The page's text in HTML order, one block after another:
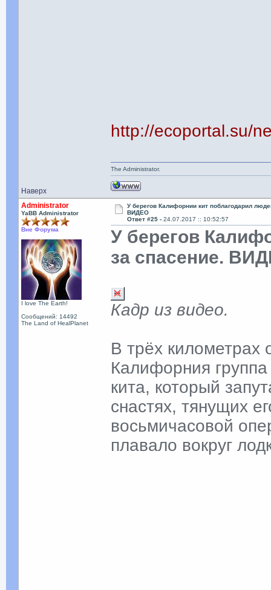
http://ecoportal.su/
Наверх
The Administrator.
Administrator
YaBB Administrator
Вне Форума
I love The Earth!
Сообщений: 14492
The Land of HealPlanet
У берегов Калифорнии кит поблагодарил
ВИДЕО
Ответ #25 -24.07.2017 :: 10:52:57
У берегов
за спасение.
Кадр из видео.
В трёх километрах
Калифорния группа
кита, который
снастях, тянущих
восьмичасовой
плавало вокруг